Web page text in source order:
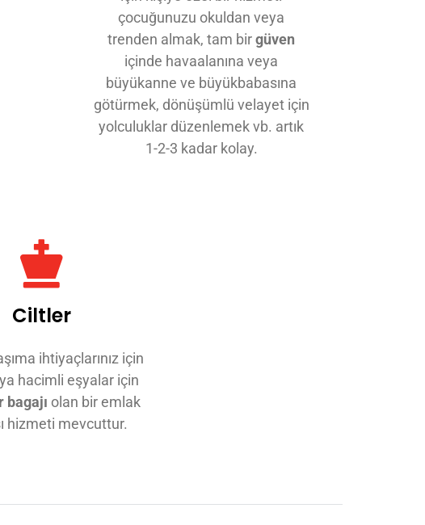
çocuğunuzu okuldan veya
trenden almak, tam birgüven
içinde havaalanına veya
büyükanne ve büyükbabasına
götürmek, dönüşümlü velayet için
yolculuklar düzenlemek vb. artık
1-2-3 kadar kolay.
Ciltler
ihtiyaçlarınız için
hacimli eşyalar için
bagajı olan bir emlak
hizmeti mevcuttur.